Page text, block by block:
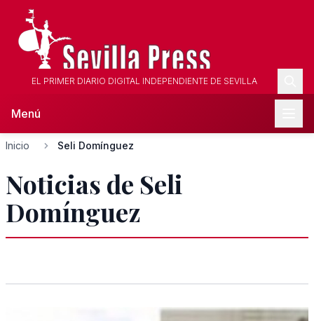
EL PRIMER DIARIO DIGITAL INDEPENDIENTE DE SEVILLA
Menú
Inicio Seli Domínguez
Noticias de Seli
Domínguez